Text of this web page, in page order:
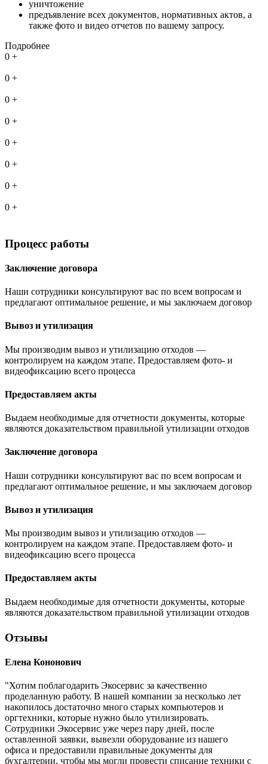
уничтожение
предъявление всех документов, нормативных актов, а
также фото и видео отчетов по вашему запросу.
Подробнее
0 +
0 +
0 +
0 +
0 +
0 +
0 +
0 +
Процесс работы
Заключение договора
Наши сотрудники консультируют вас по всем вопросам и
предлагают оптимальное решение, и мы заключаем договор
Вывоз и утилизация
Мы производим вывоз и утилизацию отходов —
контролируем на каждом этапе. Предоставляем фото- и
видеофиксацию всего процесса
Предоставляем акты
Выдаем необходимые для отчетности документы, которые
являются доказательством правильной утилизации отходов
Заключение договора
Наши сотрудники консультируют вас по всем вопросам и
предлагают оптимальное решение, и мы заключаем договор
Вывоз и утилизация
Мы производим вывоз и утилизацию отходов —
контролируем на каждом этапе. Предоставляем фото- и
видеофиксацию всего процесса
Предоставляем акты
Выдаем необходимые для отчетности документы, которые
являются доказательством правильной утилизации отходов
Отзывы
Елена Кононович
"Хотим поблагодарить Экосервис за качественно
проделанную работу. В нашей компании за несколько лет
накопилось достаточно много старых компьютеров и
оргтехники, которые нужно было утилизировать.
Сотрудники Экосервис уже через пару дней, после
оставленной заявки, вывезли оборудование из нашего
офиса и предоставили правильные документы для
бухгалтерии, чтобы мы могли провести списание техники с